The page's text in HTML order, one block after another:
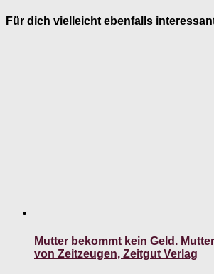
Für dich vielleicht ebenfalls
Mutter bekommt kein Geld.
von Zeitzeugen, Zeitgut Verlag